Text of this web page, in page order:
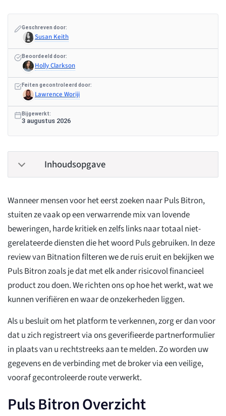
Geschreven door:
Susan Keith
Beoordeeld door:
Holly Clarkson
Feiten gecontroleerd door:
Lawrence Woriji
Bijgewerkt:
3 augustus 2026
Inhoudsopgave
Wanneer mensen voor het eerst zoeken naar Puls Bitron,
stuiten ze vaak op een verwarrende mix van lovende
beweringen, harde kritiek en zelfs links naar totaal niet-
gerelateerde diensten die het woord Puls gebruiken. In deze
review van Bitnation filteren we de ruis eruit en bekijken we
Puls Bitron zoals je dat met elk ander risicovol financieel
product zou doen. We richten ons op hoe het werkt, wat we
kunnen verifiëren en waar de onzekerheden liggen.
Als u besluit om het platform te verkennen, zorg er dan voor
dat u zich registreert via ons geverifieerde partnerformulier
in plaats van u rechtstreeks aan te melden. Zo worden uw
gegevens en de verbinding met de broker via een veilige,
vooraf gecontroleerde route verwerkt.
Puls Bitron Overzicht